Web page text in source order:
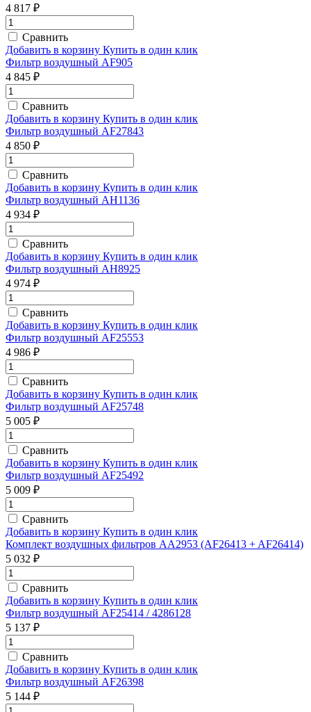
4 817 ₽
Сравнить
Добавить в корзину Купить в один клик
Фильтр воздушный AF905
4 845 ₽
Сравнить
Добавить в корзину Купить в один клик
Фильтр воздушный AF27843
4 850 ₽
Сравнить
Добавить в корзину Купить в один клик
Фильтр воздушный AH1136
4 934 ₽
Сравнить
Добавить в корзину Купить в один клик
Фильтр воздушный AH8925
4 974 ₽
Сравнить
Добавить в корзину Купить в один клик
Фильтр воздушный AF25553
4 986 ₽
Сравнить
Добавить в корзину Купить в один клик
Фильтр воздушный AF25748
5 005 ₽
Сравнить
Добавить в корзину Купить в один клик
Фильтр воздушный AF25492
5 009 ₽
Сравнить
Добавить в корзину Купить в один клик
Комплект воздушных фильтров AA2953 (AF26413 + AF26414)
5 032 ₽
Сравнить
Добавить в корзину Купить в один клик
Фильтр воздушный AF25414 / 4286128
5 137 ₽
Сравнить
Добавить в корзину Купить в один клик
Фильтр воздушный AF26398
5 144 ₽